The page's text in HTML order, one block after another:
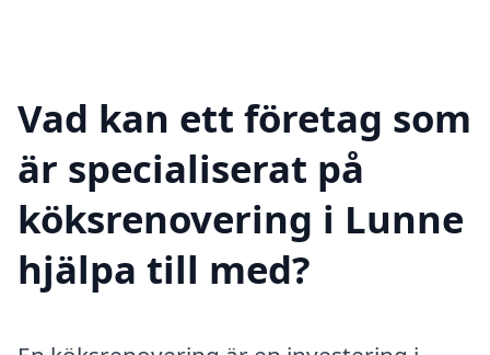
Vad kan ett företag som
är specialiserat på
köksrenovering i Lunne
hjälpa till med?